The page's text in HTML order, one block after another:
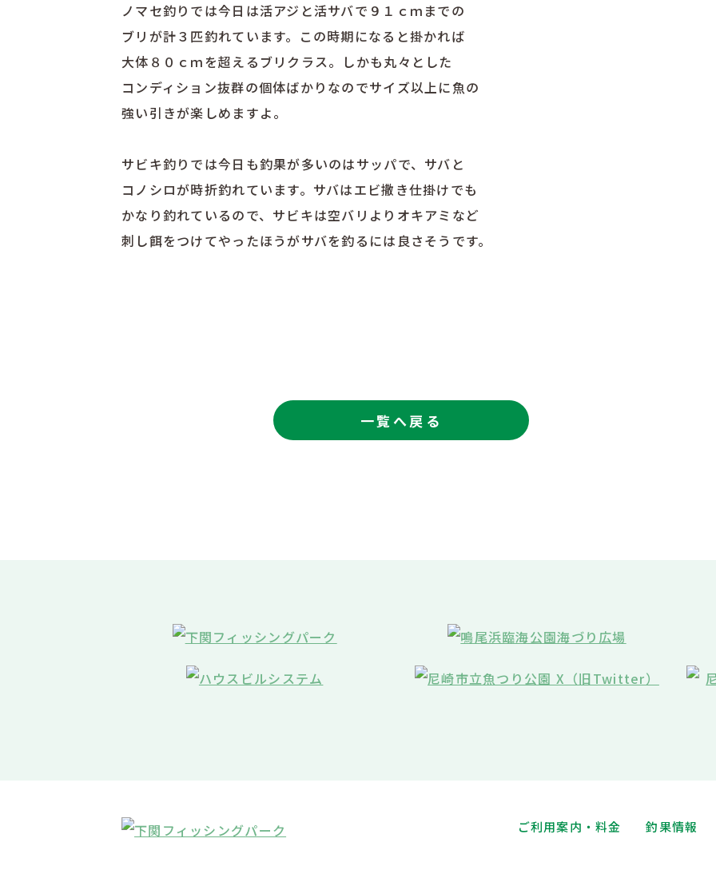
ノマセ釣りでは今日は活アジと活サバで９１ｃｍまでの
ブリが計３匹釣れています。この時期になると掛かれば
大体８０ｃｍを超えるブリクラス。しかも丸々とした
コンディション抜群の個体ばかりなのでサイズ以上に魚の
強い引きが楽しめますよ。
サビキ釣りでは今日も釣果が多いのはサッパで、サバと
コノシロが時折釣れています。サバはエビ撒き仕掛けでも
かなり釣れているので、サビキは空バリよりオキアミなど
刺し餌をつけてやったほうがサバを釣るには良さそうです。
一覧へ戻る
ご利用案内・料金 釣果情報